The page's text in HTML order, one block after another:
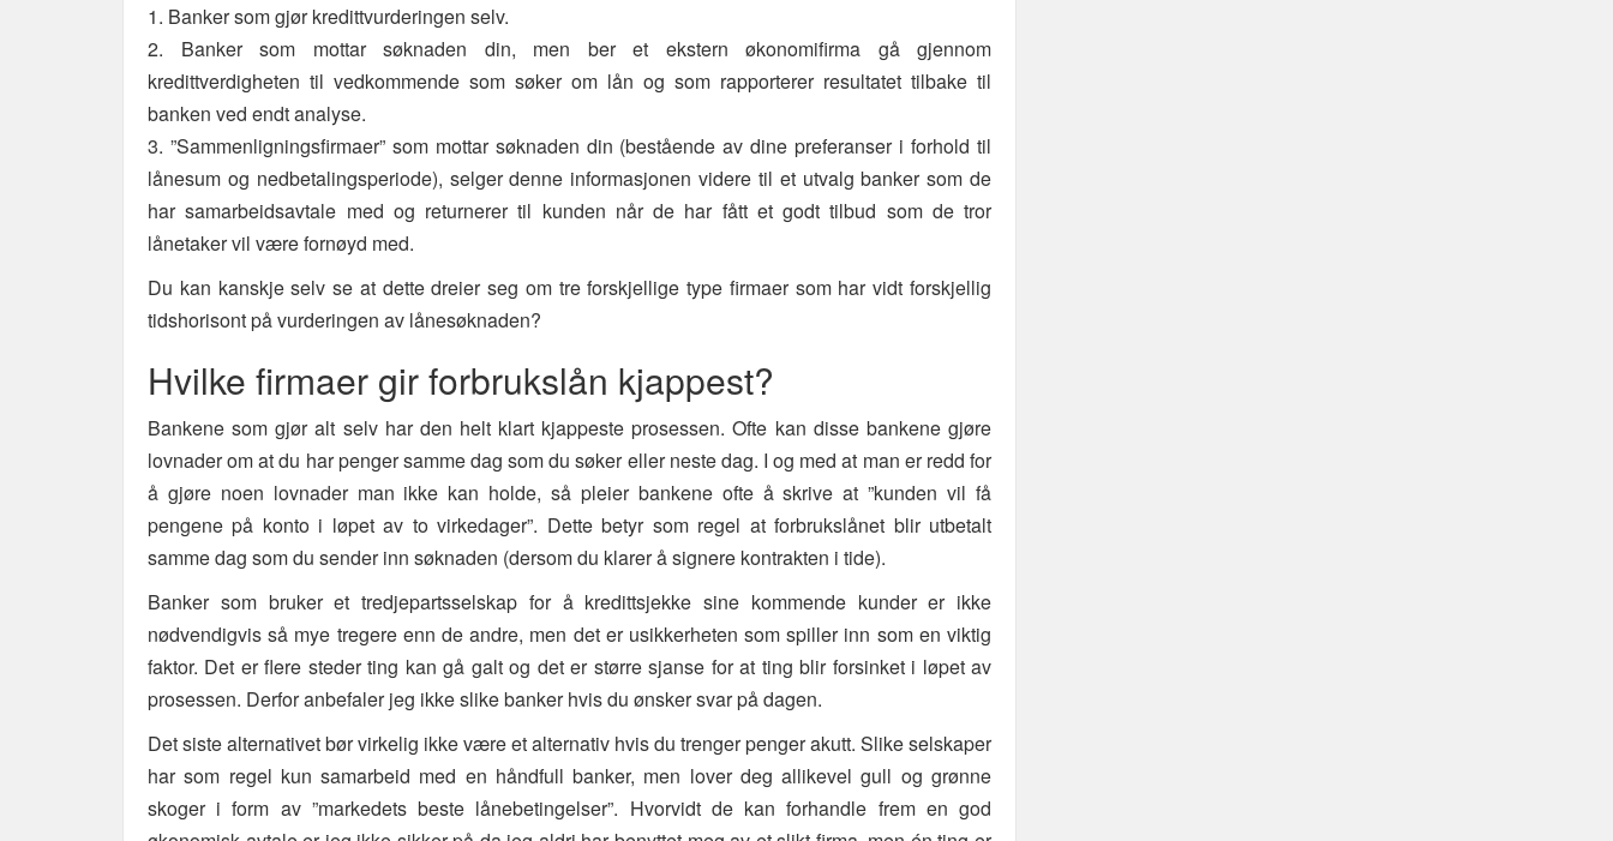
1. Banker som gjør kredittvurderingen selv.
2. Banker som mottar søknaden din, men ber et ekstern økonomifirma gå gjennom
kredittverdigheten til vedkommende som søker om lån og som rapporterer resultatet tilbake til
banken ved endt analyse.
3. ”Sammenligningsfirmaer” som mottar søknaden din (bestående av dine preferanser i forhold til
lånesum og nedbetalingsperiode), selger denne informasjonen videre til et utvalg banker som de
har samarbeidsavtale med og returnerer til kunden når de har fått et godt tilbud som de tror
lånetaker vil være fornøyd med.
Du kan kanskje selv se at dette dreier seg om tre forskjellige type firmaer som har vidt forskjellig
tidshorisont på vurderingen av lånesøknaden?
Hvilke firmaer gir forbrukslån kjappest?
Bankene som gjør alt selv har den helt klart kjappeste prosessen. Ofte kan disse bankene gjøre
lovnader om at du har penger samme dag som du søker eller neste dag. I og med at man er redd for
å gjøre noen lovnader man ikke kan holde, så pleier bankene ofte å skrive at ”kunden vil få
pengene på konto i løpet av to virkedager”. Dette betyr som regel at forbrukslånet blir utbetalt
samme dag som du sender inn søknaden (dersom du klarer å signere kontrakten i tide).
Banker som bruker et tredjepartsselskap for å kredittsjekke sine kommende kunder er ikke
nødvendigvis så mye tregere enn de andre, men det er usikkerheten som spiller inn som en viktig
faktor. Det er flere steder ting kan gå galt og det er større sjanse for at ting blir forsinket i løpet av
prosessen. Derfor anbefaler jeg ikke slike banker hvis du ønsker svar på dagen.
Det siste alternativet bør virkelig ikke være et alternativ hvis du trenger penger akutt. Slike selskaper
har som regel kun samarbeid med en håndfull banker, men lover deg allikevel gull og grønne
skoger i form av ”markedets beste lånebetingelser”. Hvorvidt de kan forhandle frem en god